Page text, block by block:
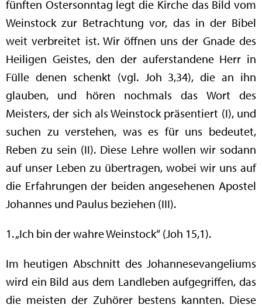
fünften Ostersonntag legt die Kirche das Bild vom
Weinstock zur Betrachtung vor, das in der Bibel
weit verbreitet ist. Wir öffnen uns der Gnade des
Heiligen Geistes, den der auferstandene Herr in
Fülle denen schenkt (vgl. Joh 3,34), die an ihn
glauben, und hören nochmals das Wort des
Meisters, der sich als Weinstock präsentiert (I), und
suchen zu verstehen, was es für uns bedeutet,
Reben zu sein (II). Diese Lehre wollen wir sodann
auf unser Leben zu übertragen, wobei wir uns auf
die Erfahrungen der beiden angesehenen Apostel
Johannes und Paulus beziehen (III).
1. „Ich bin der wahre Weinstock“ (Joh 15,1).
Im heutigen Abschnitt des Johannesevangeliums
wird ein Bild aus dem Landleben aufgegriffen, das
die meisten der Zuhörer bestens kannten. Diese